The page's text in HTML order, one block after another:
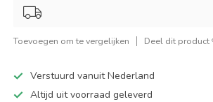
Toevoegen om te vergelijken Deel dit product
Verstuurd vanuit Nederland
Altijd uit voorraad geleverd